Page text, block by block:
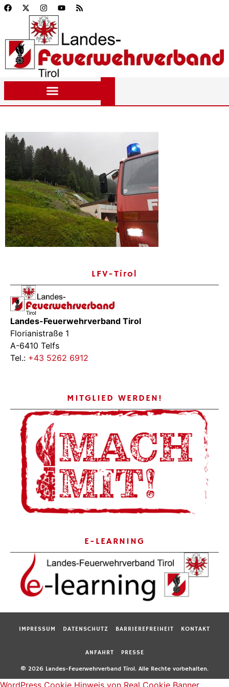
LFV-Tirol
Landes-Feuerwehrverband Tirol
Florianistraße 1
A-6410 Telfs
Tel.: +43 5262 6912
MITGLIED WERDEN!
E-LEARNING
IMPRESSUM DATENSCHUTZ BARRIEREFREIHEIT KONTAKT
ANFAHRT PRESSE
© 2026 Landes-Feuerwehrverband Tirol. Alle Rechte vorbehalten.